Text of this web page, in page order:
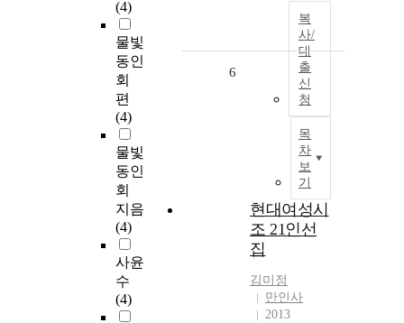
(4)
물빛
동인
회
편
(4)
물빛
동인
회
지음
(4)
사윤
수
(4)
복
사/
대
출
신
청
목
차
보
기
6
현대여성시
조 21인선
집
김미정
만인사
2013